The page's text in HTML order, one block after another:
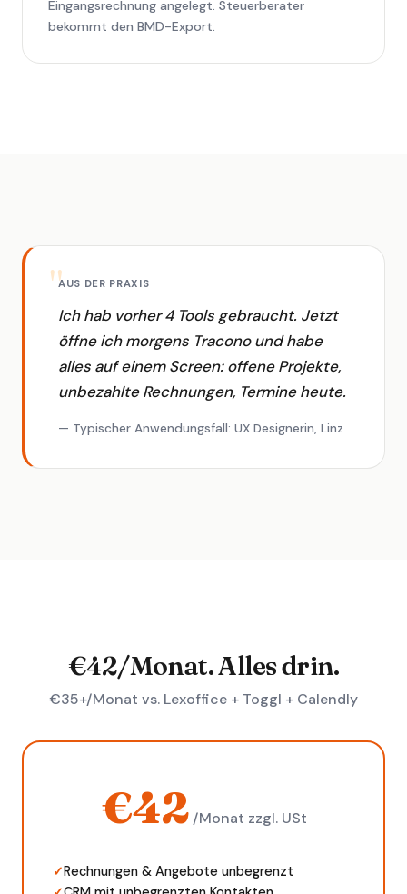
Eingangsrechnung angelegt. Steuerberater
bekommt den BMD-Export.
AUS DER PRAXIS
Ich hab vorher 4 Tools gebraucht. Jetzt
öffne ich morgens Tracono und habe
alles auf einem Screen: offene Projekte,
unbezahlte Rechnungen, Termine heute.
— Typischer Anwendungsfall: UX Designerin, Linz
€42/Monat. Alles drin.
€35+/Monat vs. Lexoffice + Toggl + Calendly
€42 /Monat zzgl. USt
✓Rechnungen & Angebote unbegrenzt